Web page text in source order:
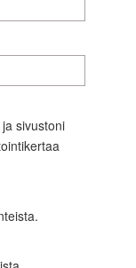
sivustoni